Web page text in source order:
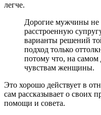
легче.
Дорогие мужчины не
расстроенную
варианты решений
подход только
потому что, на самом
чувствам женщины.
Это хорошо действует в
сам рассказывает о своих
помощи и совета.